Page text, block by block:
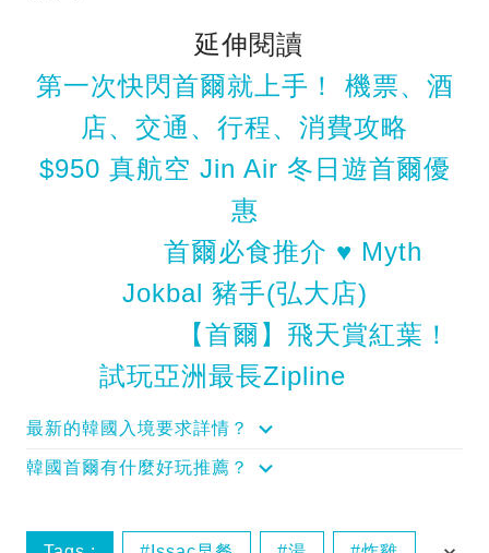
延伸閱讀
第一次快閃首爾就上手！ 機票、酒
店、交通、行程、消費攻略
$950 真航空 Jin Air 冬日遊首爾優
惠
首爾必食推介 ♥ Myth
Jokbal 豬手(弘大店)
【首爾】飛天賞紅葉！
試玩亞洲最長Zipline
最新的韓國入境要求詳情？
韓國首爾有什麼好玩推薦？